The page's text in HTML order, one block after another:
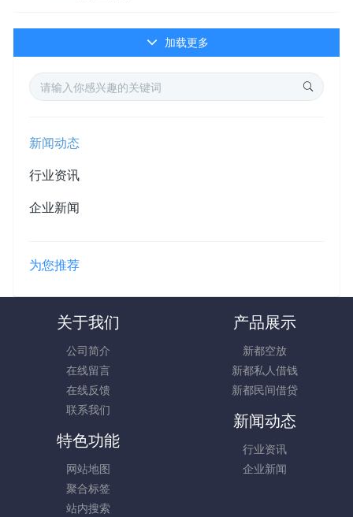
加载更多
新闻动态
行业资讯
企业新闻
为您推荐
关于我们
公司简介
在线留言
在线反馈
联系我们
产品展示
新都空放
新都私人借钱
新都民间借贷
新闻动态
行业资讯
企业新闻
特色功能
网站地图
聚合标签
站内搜索